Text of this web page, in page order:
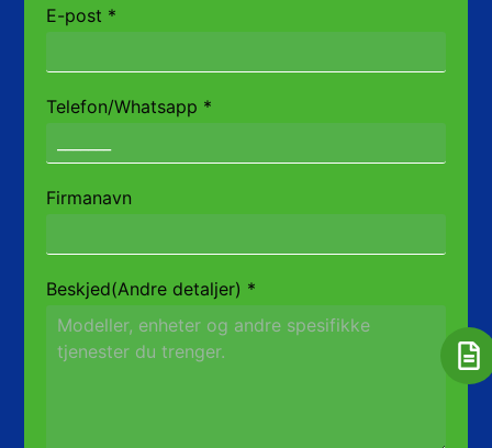
E-post *
Telefon/Whatsapp *
Firmanavn
Beskjed(Andre detaljer) *